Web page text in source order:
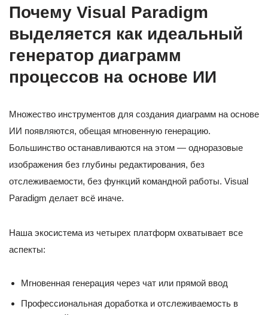
Почему Visual Paradigm
выделяется как идеальный
генератор диаграмм
процессов на основе ИИ
Множество инструментов для создания диаграмм на основе
ИИ появляются, обещая мгновенную генерацию.
Большинство останавливаются на этом — одноразовые
изображения без глубины редактирования, без
отслеживаемости, без функций командной работы. Visual
Paradigm делает всё иначе.
Наша экосистема из четырех платформ охватывает все
аспекты:
Мгновенная генерация через чат или прямой ввод
Профессиональная доработка и отслеживаемость в